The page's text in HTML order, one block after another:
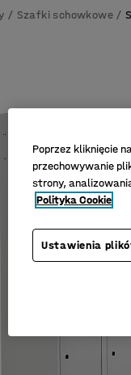
Szafki schowkowe
Poprzez kliknięcie
przechowywanie
strony,
Polityka Cookie
Ustawienia